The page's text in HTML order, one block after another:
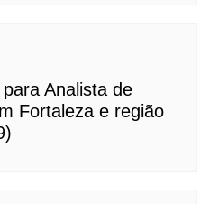
Analista de
Fortaleza e região